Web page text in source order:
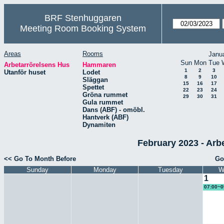
BRF Stenhuggaren
Meeting Room Booking System
Areas
Arbetarrörelsens Hus
Utanför huset
Rooms
Hammaren
Lodet
Släggan
Spettet
Gröna rummet
Gula rummet
Dans (ABF) - omöbl.
Hantverk (ABF)
Dynamiten
Sun Mon Tue
1 2
3
8
9
10
15
16
17
22
23
24
29
30 31
February 2023 -
<< Go To Month Before
Sunday
Monday Tuesday
1
plan